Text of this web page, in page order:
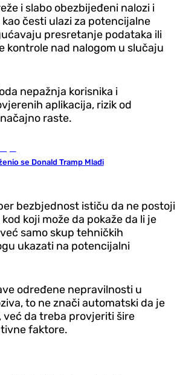
i slabo obezbijeđeni nalozi i
česti ulazi za potencijalne
presretanje podataka ili
kontrole nad nalogom u slučaju
nepažnja korisnika i
aplikacija, rizik od
raste.
se Donald Tramp Mlađi
bezbjednost ističu da ne postoji
koji može da pokaže da li je
samo skup tehničkih
ukazati na potencijalni
određene nepravilnosti u
to ne znači automatski da je
da treba provjeriti šire
faktore.